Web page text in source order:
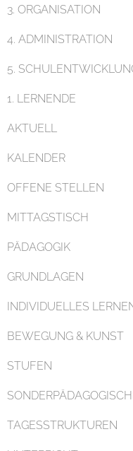
3. ORGANISATION
4. ADMINISTRATION
5.
1. LERNENDE
AKTUELL
KALENDER
OFFENE STELLEN
MITTAGSTISCH
PÄDAGOGIK
GRUNDLAGEN
INDIVIDUELLES
BEWEGUNG & KUNST
STUFEN
TAGESSTRUKTUREN